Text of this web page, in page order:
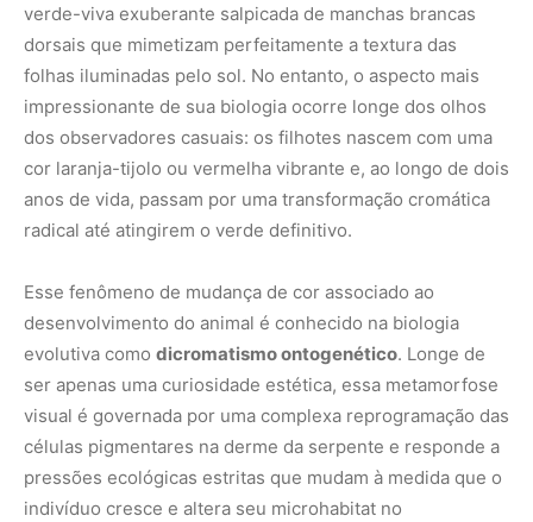
verde-viva exuberante salpicada de manchas brancas
dorsais que mimetizam perfeitamente a textura das
folhas iluminadas pelo sol. No entanto, o aspecto mais
impressionante de sua biologia ocorre longe dos olhos
dos observadores casuais: os filhotes nascem com uma
cor laranja-tijolo ou vermelha vibrante e, ao longo de dois
anos de vida, passam por uma transformação cromática
radical até atingirem o verde definitivo.
Esse fenômeno de mudança de cor associado ao
desenvolvimento do animal é conhecido na biologia
evolutiva como dicromatismo ontogenético. Longe de
ser apenas uma curiosidade estética, essa metamorfose
visual é governada por uma complexa reprogramação das
células pigmentares na derme da serpente e responde a
pressões ecológicas estritas que mudam à medida que o
indivíduo cresce e altera seu microhabitat no